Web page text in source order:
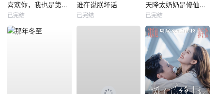
喜欢你，我也是第一部
已完结
谁在说朕坏话
已完结
天降太奶奶是修仙老祖
已完结